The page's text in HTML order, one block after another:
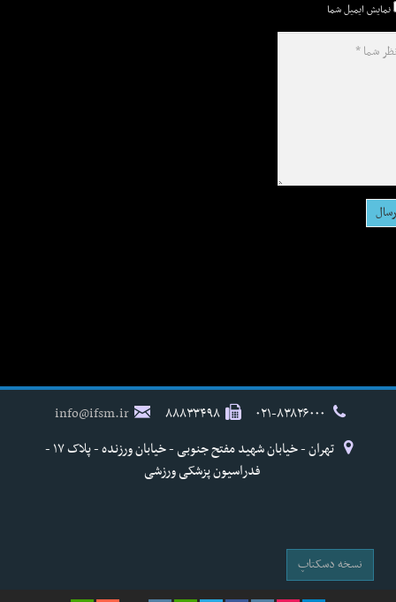
نمایش ایمیل شما
۸۸۸۳۳۴۹۸
info@ifsm.ir
تهران - خیابان شهید مفتح جنوبی - خیابان ورزنده - پلاک ۱۷ -
فدراسیون پزشکی ورزشی
نسخه دسکتاپ